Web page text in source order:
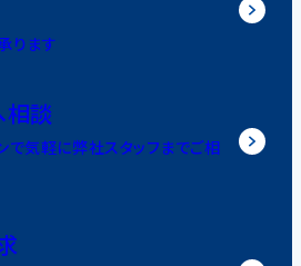
ります
相談
で気軽に弊社スタッフまでご相